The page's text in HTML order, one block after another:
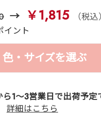
￥1,815
（税込）
イント
色・サイズを選ぶ
1～3営業日で出荷予定
詳細はこちら